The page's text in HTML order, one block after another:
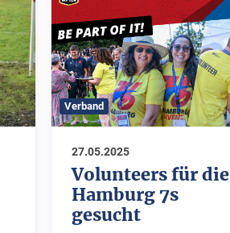
Verband
27.05.2025
Volunteers für die
Hamburg 7s
gesucht